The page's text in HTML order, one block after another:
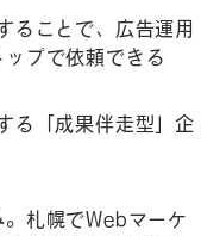
ることで、広告運用
プで依頼できる
る「成果伴走型」企
。札幌でWebマーケ